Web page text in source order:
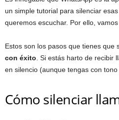
un simple tutorial para silenciar
queremos escuchar. Por ello,
Estos son los pasos que tienes que
con éxito . Si estás harto de
en silencio (aunque tengas con
Cómo silenciar